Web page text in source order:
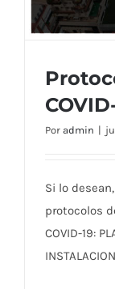
Por admin |
Si lo
protocolos
COVID-19: